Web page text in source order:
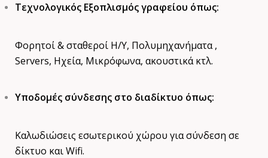
Τεχνολογικός Εξοπλισμός γραφείου όπως:
Φορητοί & σταθεροί Η/Υ, Πολυμηχανήματα ,
Servers, Ηχεία, Μικρόφωνα, ακουστικά κτλ.
Υποδομές σύνδεσης στο διαδίκτυο όπως:
Καλωδιώσεις εσωτερικού χώρου για σύνδεση σε
δίκτυο και Wifi.